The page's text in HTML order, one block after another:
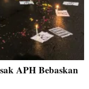
APH Bebaskan